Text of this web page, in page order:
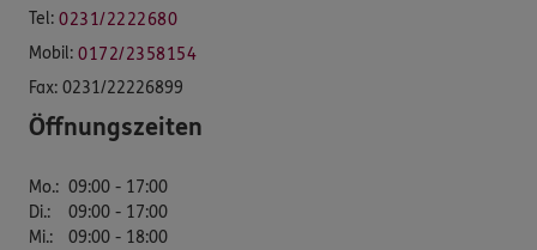
Tel: 0231/2222680
Mobil: 0172/2358154
Fax: 0231/22226899
Öffnungszeiten
Mo.: 09:00 - 17:00
Di.:
09:00 - 17:00
Mi.:
09:00 - 18:00